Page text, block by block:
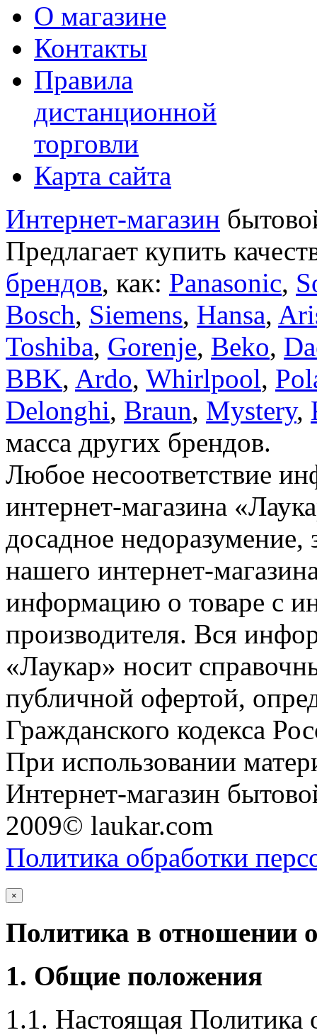
О магазине
Контакты
Правила
дистанционной
торговли
Карта сайта
Интернет-магазин
Предлагает купить
брендов, как: Panasonic,
Bosch, Siemens, Hansa,
Toshiba, Gorenje, Beko,
BBK, Ardo, Whirlpool,
Delonghi, Braun, Mystery,
масса других брендов.
Любое несоответствие
интернет-магазина
досадное недоразумение,
нашего интернет-
информацию о товаре с
производителя. Вся
«Лаукар» носит
публичной офертой,
Гражданского кодекса
При использовании
Интернет-магазин
2009© laukar.com
Политика обработки
×
Политика в отношении
1. Общие положения
1.1. Настоящая Политика